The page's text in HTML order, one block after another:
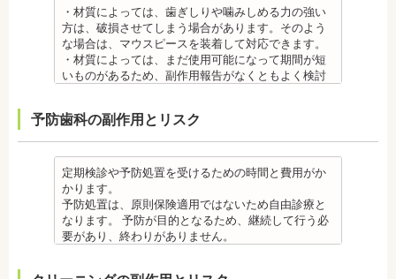
のケアをすることも役立ちます。
・矯正中に虫歯が悪化した場合は、矯正終了後に虫
歯の治療をする、もしくは、矯正中に器具を一度外
して治療を行う必要が生じることがあります。
・基本的に、矯正中には虫歯や歯周病の治療が行え
ません。そのため矯正前にこれらの治療を終わらせ
合は、一般的な歯科医院で、事前に虫歯、歯周病の
・矯正終了後に矯正箇所が元に戻る場合もありま
す。その程度に個人差があります。
・矯正終了して数か月から数年経過すると噛み合わ
せが悪くなる可能性があります。噛み合わせが悪く
なると、咀嚼障害の場合は、噛み合わせの治療を行
います、頭痛、肩こりを招く事があります。また、
開かない、食事を噛むときに痛みが出る顎関節症を
・抜歯する場合は麻酔注射を行います。麻酔の中に
は、成分に心拍数、血圧を上げる作用があるものも
あるため、心臓や血圧に問題がある方が使用する
と、動悸、血圧上昇を起こす場合があります。ま
た、頬を噛んでもわからなかったり、熱いものを飲
んでもわからないため、口腔内を傷つけるリスクが
さらに、麻酔によって悪心、嘔吐、アレルギー反応
・矯正中、虫歯が悪化する場合があります。治療終
了後に虫歯の治療をする場合と器具を一度外して虫
歯の治療を行う場合があります。
・矯正治療中、矯正装置の周りなど、ブラッシング
（歯磨き）しにくい部分ができるため、虫歯や歯周
炎のリスクが高くなります。間食を控え、矯正治療
い。矯正装置を装着したあとに、皮膚や口腔の粘膜
にアレルギー症状が起きた場合は、速やかに歯科医
師の指示を仰いでください。
抜歯・麻酔
・矯正をしたい箇所に十分なスペースがない場合
は、抜歯を必要とする場合もあります。健康上問題
痛みを感じることもありますので、歯科医師の判断
ため、心臓や血圧に問題がある方が使用すると、動
悸、血圧上昇を起こす場合があります。また、頬を
噛んでもわからなかったり、熱いものを飲んでもわ
からないため、口腔内を傷つけるリスクがありま
す。さらに、麻酔によって悪心、嘔吐、アレルギー
反応が起こることもあります。
ントを除去する場合もあります。また、蓄膿症の治
療には耳鼻咽喉科にて治療が必要な場合もありま
す。
・インプラントは、入れ歯の治療とは異なり、外科
手術を行う必要があります。手術により今までは何
けられない場合もあります。免疫力や抵抗力が低下
病の方、口腔内の衛生状態の悪い方や、あごの骨が
足りない方、喫煙者の方は、事前に生活習慣の改
善、治療が必要となる場合があります。
・インプラント術後すぐには違和感があったり、痛
み、腫れ、出血などが発生する場合がありますが、
これらの症状の多くについては一時的なもので、多
くの場合2～3日で治まります。
・材質によっては、歯ぎしりや噛みしめる力の強い
方は、破損させてしまう場合があります。そのよう
な場合は、マウスピースを装着して対応できます。
・材質によっては、まだ使用可能になって期間が短
いものがあるため、副作用報告がなくともよく検討
・ジルコニア自体が割れてしまうのではなく、表面
を覆っているポーセレンというセラミックが割れて
しまうことのほうが多くあります。
原因のひとつとしては、ポーセレンというセラミッ
クとジルコニアの密着度が、セラミック同士との場
合や金属とセラミックとの場合に比べて、若干弱い
場合があるからです。他にも、激しい歯ぎしりをす
る人の場合、どうしてもセラミックの部分はジルコ
予防歯科の副作用とリスク
定期検診や予防処置を受けるための時間と費用がか
かります。
予防処置は、原則保険適用ではないため自由診療と
なります。 予防が目的となるため、継続して行う必
要があり、終わりがありません。